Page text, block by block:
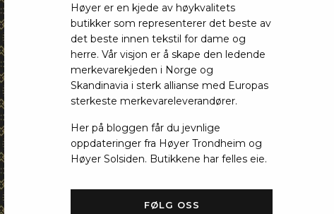
Høyer er en kjede av høykvalitets
butikker som representerer det beste av
det beste innen tekstil for dame og
herre. Vår visjon er å skape den ledende
merkevarekjeden i Norge og
Skandinavia i sterk allianse med Europas
sterkeste merkevareleverandører.
Her på bloggen får du jevnlige
oppdateringer fra Høyer Trondheim og
Høyer Solsiden. Butikkene har felles eie.
FØLG OSS